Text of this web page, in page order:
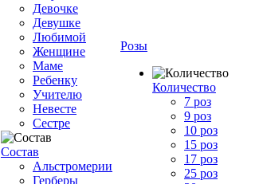
Девочке
Девушке
Любимой
Женщине
Маме
Ребенку
Учителю
Невесте
Сестре
Состав
Альстромерии
Герберы
Розы
Количество
7 роз
9 роз
10 роз
15 роз
17 роз
25 роз